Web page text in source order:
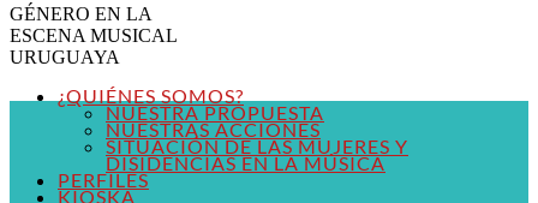
GÉNERO EN LA
ESCENA MUSICAL
URUGUAYA
¿QUIÉNES SOMOS?
NUESTRA PROPUESTA
NUESTRAS ACCIONES
SITUACIÓN DE LAS MUJERES Y
DISIDENCIAS EN LA MÚSICA
PERFILES
KIOSKA